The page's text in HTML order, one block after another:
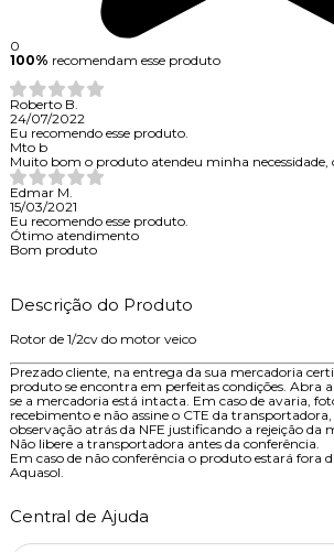
0
100% recomendam esse produto
Roberto B.
24/07/2022
Eu recomendo esse produto.
Mto b
Muito bom o produto atendeu minha necessidade,
Edmar M.
15/03/2021
Eu recomendo esse produto.
Ótimo atendimento
Bom produto
Descrição do Produto
Rotor de 1/2cv do motor veico
Prezado cliente, na entrega da sua mercadoria
produto se encontra em perfeitas condições. Abra
se a mercadoria está intacta. Em caso de avaria,
recebimento e não assine o CTE da
observação atrás da NFE justificando a rejeição da
Não libere a transportadora antes da conferência.
Em caso de não conferência o produto estará fora
Aquasol.
Central de Ajuda